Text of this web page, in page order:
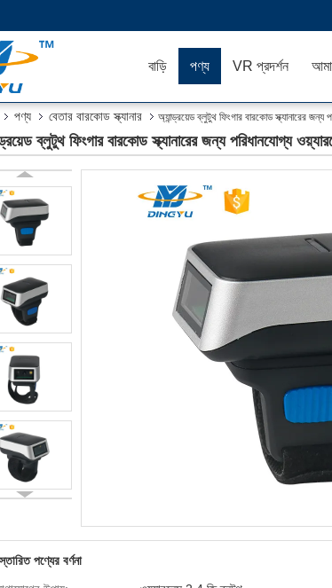
বাড়ি পণ্য VR প্রদর্শন
পণ্য বেতার বারকোড স্ক্যানার অ্যান্ড্রয়েড ব্লুটুথ ফিংগার বারকোড স্ক্যানারের জন্য
ব্লুটুথ ফিংগার বারকোড স্ক্যানারের জন্য পরিধানযোগ্য
পণ্যের বর্ণনা